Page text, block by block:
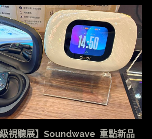
級視聽展】Soundwave 重點新品